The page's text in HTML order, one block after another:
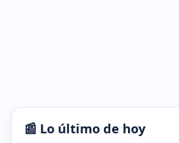
📰 Lo último de hoy